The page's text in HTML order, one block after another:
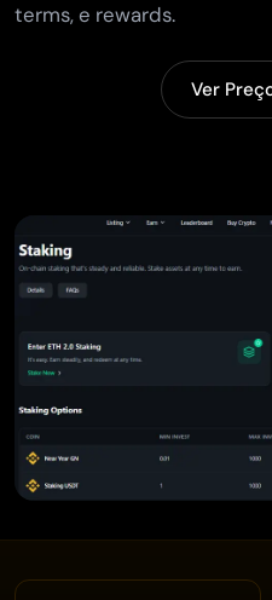
terms, e rewards.
Ver